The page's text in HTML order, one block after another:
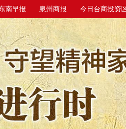
南早报 泉州商报 今日台商投资